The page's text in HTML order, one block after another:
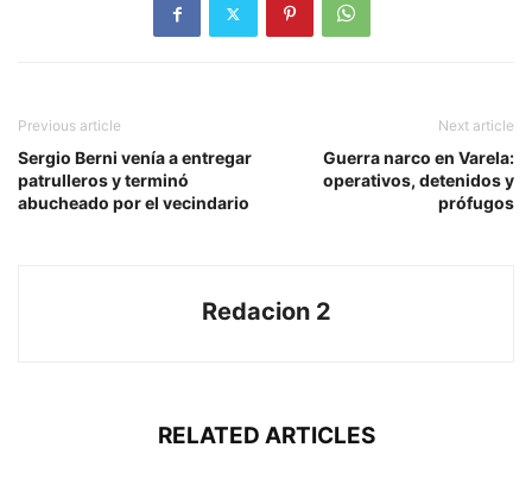
Previous article
Sergio Berni venía a entregar
patrulleros y terminó
abucheado por el vecindario
Next article
Guerra narco en Varela:
operativos, detenidos y
prófugos
Redacion 2
RELATED ARTICLES